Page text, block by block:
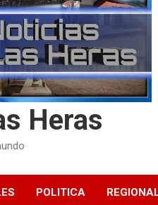
Heras
POLITICA